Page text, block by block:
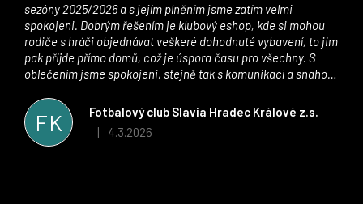
FK
Fotbalový club Slavia Hradec Králové z.s.
Hodnocení obchodu je 5 z 5 hvězdiček.
| 4.3.2026
sezóny 2025/2026 a s jejím plněním jsme zatím velmi
spokojeni. Dobrým řešením je klubový eshop, kde si mohou
rodiče s hráči objednávat veškeré dohodnuté vybavení, to jim
pak přijde přímo domů, což je úspora času pro všechny. S
oblečením jsme spokojeni, stejně tak s komunikací a snahou
stran. Věříme, že v tomto duchu bude spolupráce pokračovat
i nadále, nyní už začínáme řešit i první sady dresů ;)